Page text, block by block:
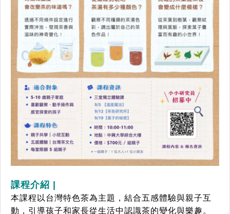
課程介紹 |
本課程以台灣特⾊茶為主題，結合五感體驗與親⼦互
動，引導孩⼦和家長從⽣活中認識茶的變化與樂趣。